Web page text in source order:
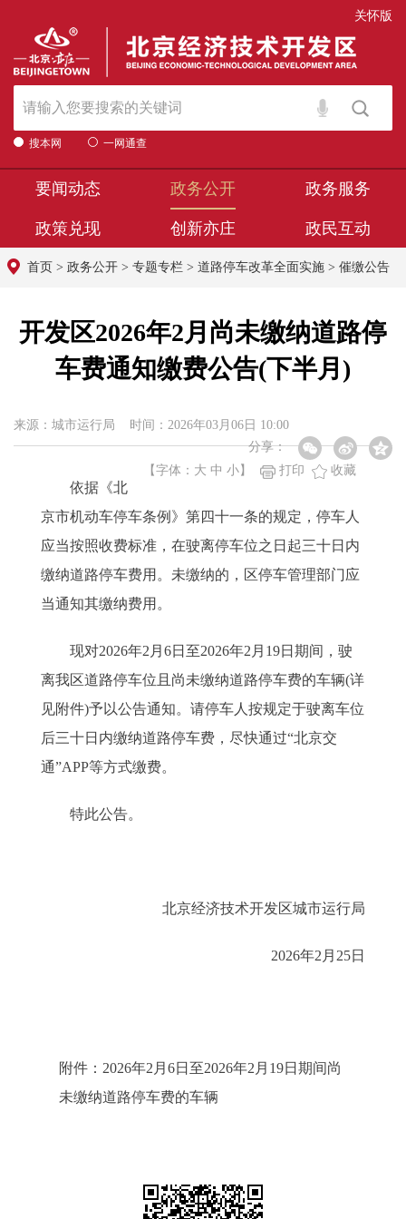
关怀版
搜本网 一网通查
要闻动态 政务公开 政务服务
政策兑现 创新亦庄 政民互动
首页 > 政务公开 > 专题专栏 > 道路停车改革全面实施 > 催缴公告
开发区2026年2月尚未缴纳道路停
车费通知缴费公告(下半月)
来源：城市运行局 时间：2026年03月06日 10:00
分享：
【字体： 大 中 小 】 打印 收藏
依据《北
京市机动车停车条例》第四十一条的规定，停车人
应当按照收费标准，在驶离停车位之日起三十日内
缴纳道路停车费用。未缴纳的，区停车管理部门应
当通知其缴纳费用。
现对2026年2月6日至2026年2月19日期间，驶
离我区道路停车位且尚未缴纳道路停车费的车辆(详
见附件)予以公告通知。请停车人按规定于驶离车位
后三十日内缴纳道路停车费，尽快通过“北京交
通”APP等方式缴费。
特此公告。
北京经济技术开发区城市运行局
2026年2月25日
附件：2026年2月6日至2026年2月19日期间尚
未缴纳道路停车费的车辆